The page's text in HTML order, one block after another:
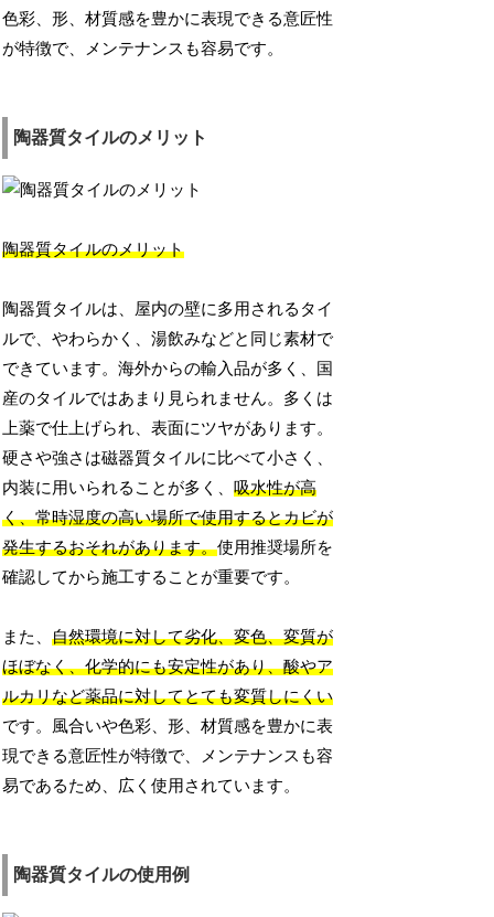
色彩、形、材質感を豊かに表現できる意匠性
が特徴で、メンテナンスも容易です。
陶器質タイルのメリット
陶器質タイルのメリット
陶器質タイルは、屋内の壁に多用されるタイ
ルで、やわらかく、湯飲みなどと同じ素材で
できています。海外からの輸入品が多く、国
産のタイルではあまり見られません。多くは
上薬で仕上げられ、表面にツヤがあります。
硬さや強さは磁器質タイルに比べて小さく、
内装に用いられることが多く、吸水性が高
く、常時湿度の高い場所で使用するとカビが
発生するおそれがあります。使用推奨場所を
確認してから施工することが重要です。
また、自然環境に対して劣化、変色、変質が
ほぼなく、化学的にも安定性があり、酸やア
ルカリなど薬品に対してとても変質しにくい
です。風合いや色彩、形、材質感を豊かに表
現できる意匠性が特徴で、メンテナンスも容
易であるため、広く使用されています。
陶器質タイルの使用例